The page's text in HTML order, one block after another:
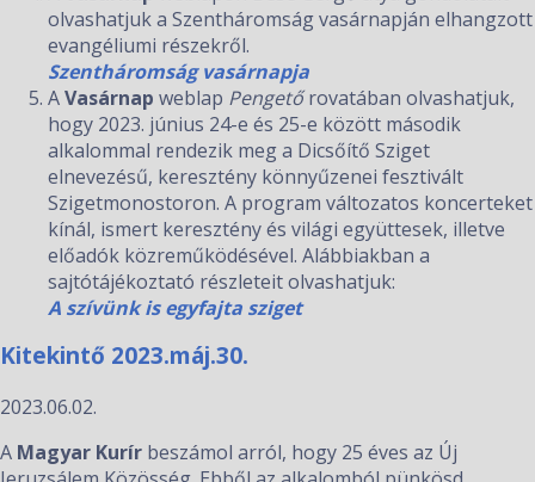
olvashatjuk a Szentháromság vasárnapján elhangzott
evangéliumi részekről.
Szentháromság vasárnapja
AVasárnap weblap Pengetőrovatában olvashatjuk,
hogy 2023. június 24-e és 25-e között második
alkalommal rendezik meg a Dicsőítő Sziget
elnevezésű, keresztény könnyűzenei fesztivált
Szigetmonostoron. A program változatos koncerteket
kínál, ismert keresztény és világi együttesek, illetve
előadók közreműködésével. Alábbiakban a
sajtótájékoztató részleteit olvashatjuk:
A szívünk is egyfajta sziget
Kitekintő 2023.máj.30.
2023.06.02.
A Magyar Kurír beszámol arról, hogy 25 éves az Új